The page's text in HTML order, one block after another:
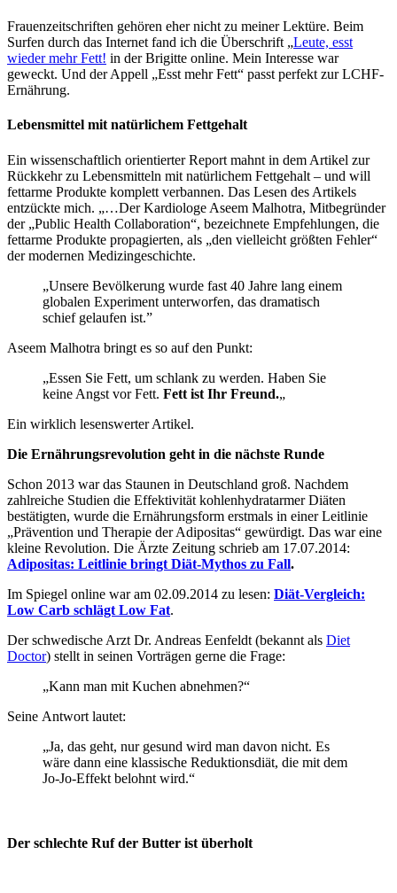
Frauenzeitschriften gehören eher nicht zu meiner Lektüre. Beim
Surfen durch das Internet fand ich die Überschrift „Leute, esst
wieder mehr Fett! in der Brigitte online. Mein Interesse war
geweckt. Und der Appell „Esst mehr Fett“ passt perfekt zur LCHF-
Ernährung.
Lebensmittel mit natürlichem Fettgehalt
Ein wissenschaftlich orientierter Report mahnt in dem Artikel zur
Rückkehr zu Lebensmitteln mit natürlichem Fettgehalt – und will
fettarme Produkte komplett verbannen. Das Lesen des Artikels
entzückte mich. „…Der Kardiologe Aseem Malhotra, Mitbegründer
der „Public Health Collaboration“, bezeichnete Empfehlungen, die
fettarme Produkte propagierten, als „den vielleicht größten Fehler“
der modernen Medizingeschichte.
„Unsere Bevölkerung wurde fast 40 Jahre lang einem
globalen Experiment unterworfen, das dramatisch
schief gelaufen ist.”
Aseem Malhotra bringt es so auf den Punkt:
„Essen Sie Fett, um schlank zu werden. Haben Sie
keine Angst vor Fett. Fett ist Ihr Freund.„
Ein wirklich lesenswerter Artikel.
Die Ernährungsrevolution geht in die nächste Runde
Schon 2013 war das Staunen in Deutschland groß. Nachdem
zahlreiche Studien die Effektivität kohlenhydratarmer Diäten
bestätigten, wurde die Ernährungsform erstmals in einer Leitlinie
„Prävention und Therapie der Adipositas“ gewürdigt. Das war eine
kleine Revolution. Die Ärzte Zeitung schrieb am 17.07.2014:
Adipositas: Leitlinie bringt Diät-Mythos zu Fall.
Im Spiegel online war am 02.09.2014 zu lesen: Diät-Vergleich:
Low Carb schlägt Low Fat.
Der schwedische Arzt Dr. Andreas Eenfeldt (bekannt als Diet
Doctor) stellt in seinen Vorträgen gerne die Frage:
„Kann man mit Kuchen abnehmen?“
Seine Antwort lautet:
„Ja, das geht, nur gesund wird man davon nicht. Es
wäre dann eine klassische Reduktionsdiät, die mit dem
Jo-Jo-Effekt belohnt wird.“
Der schlechte Ruf der Butter ist überholt